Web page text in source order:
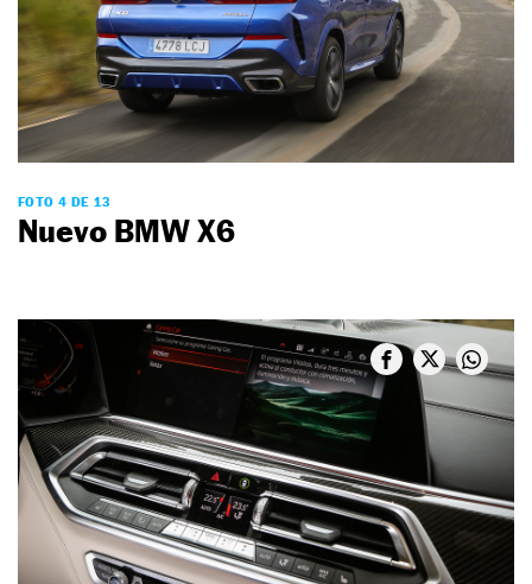
FOTO 4 DE 13
Nuevo BMW X6